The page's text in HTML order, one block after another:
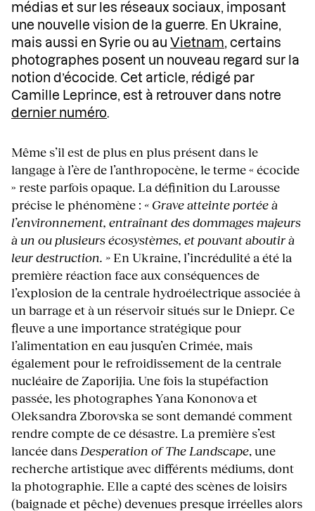
médias et sur les réseaux sociaux, imposant
une nouvelle vision de la guerre. En Ukraine,
mais aussi en Syrie ou au Vietnam, certains
photographes posent un nouveau regard sur la
notion d’écocide. Cet article, rédigé par
Camille Leprince, est à retrouver dans notre
dernier numéro.
Même s’il est de plus en plus présent dans le
langage à l’ère de l’anthropocène, le terme « écocide
» reste parfois opaque. La définition du Larousse
précise le phénomène : « Grave atteinte portée à
l’environnement, entraînant des dommages majeurs
à un ou plusieurs écosystèmes, et pouvant aboutir à
leur destruction. » En Ukraine, l’incrédulité a été la
première réaction face aux conséquences de
l’explosion de la centrale hydroélectrique associée à
un barrage et à un réservoir situés sur le Dniepr. Ce
fleuve a une importance stratégique pour
l’alimentation en eau jusqu’en Crimée, mais
également pour le refroidissement de la centrale
nucléaire de Zaporijia. Une fois la stupéfaction
passée, les photographes Yana Kononova et
Oleksandra Zborovska se sont demandé comment
rendre compte de ce désastre. La première s’est
lancée dans Desperation of The Landscape, une
recherche artistique avec différents médiums, dont
la photographie. Elle a capté des scènes de loisirs
(baignade et pêche) devenues presque irréelles alors